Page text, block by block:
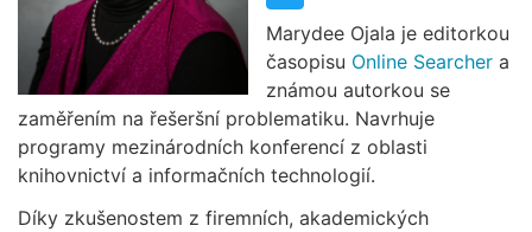
Marydee Ojala je editorkou
časopisu Online Searcher a
známou autorkou se
zaměřením na řešeršní problematiku. Navrhuje
programy mezinárodních konferencí z oblasti
knihovnictví a informačních technologií.
Díky zkušenostem z firemních, akademických